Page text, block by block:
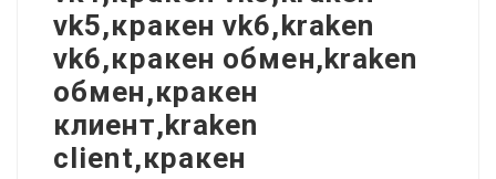
vk5,кракен vk6,kraken
vk6,кракен обмен,kraken
обмен,кракен
клиент,kraken
client,кракен